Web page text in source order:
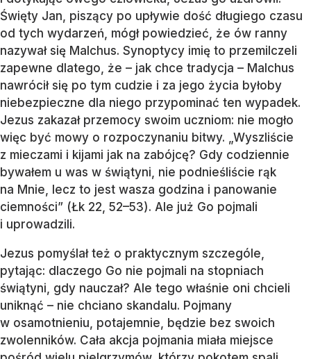
Święty Jan, piszący po upływie dość długiego czasu
od tych wydarzeń, mógł powiedzieć, że ów ranny
nazywał się Malchus. Synoptycy imię to przemilczeli
zapewne dlatego, że – jak chce tradycja – Malchus
nawrócił się po tym cudzie i za jego życia byłoby
niebezpieczne dla niego przypominać ten wypadek.
Jezus zakazał przemocy swoim uczniom: nie mogło
więc być mowy o rozpoczynaniu bitwy. „Wyszliście
z mieczami i kijami jak na zabójcę? Gdy codziennie
bywałem u was w świątyni, nie podnieśliście rąk
na Mnie, lecz to jest wasza godzina i panowanie
ciemności” (Łk 22, 52–53). Ale już Go pojmali
i uprowadzili.
Jezus pomyślał też o praktycznym szczególe,
pytając: dlaczego Go nie pojmali na stopniach
świątyni, gdy nauczał? Ale tego właśnie oni chcieli
uniknąć – nie chciano skandalu. Pojmany
w osamotnieniu, potajemnie, będzie bez swoich
zwolenników. Cała akcja pojmania miała miejsce